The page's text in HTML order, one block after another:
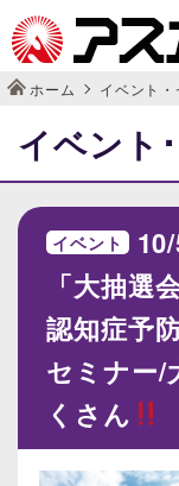
ホーム イベント
イベント
イベント 10/
「大抽選
認知症予
セミナー/
くさん